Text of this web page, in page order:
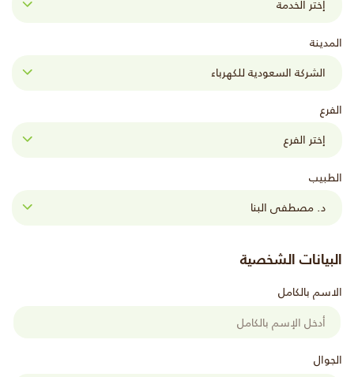
المدينة
الفرع
الطبيب
البيانات الشخصية
الاسم بالكامل
الجوال